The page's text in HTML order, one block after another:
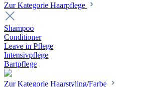
Zur Kategorie Haarpflege
Shampoo
Conditioner
Leave in Pflege
Intensivpflege
Bartpflege
Zur Kategorie Haarstyling/Farbe